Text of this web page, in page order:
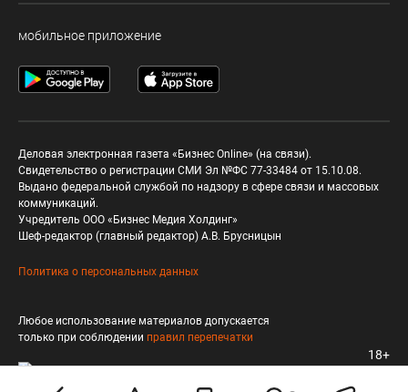
мобильное приложение
Деловая электронная газета «Бизнес Online» (на связи).
Свидетельство о регистрации СМИ Эл №ФС 77-33484 от 15.10.08.
Выдано федеральной службой по надзору в сфере связи и массовых
коммуникаций.
Учредитель ООО «Бизнес Медия Холдинг»
Шеф-редактор (главный редактор) А.В. Брусницын
Политика о персональных данных
Любое использование материалов допускается
только при соблюдении правил перепечатки
18+